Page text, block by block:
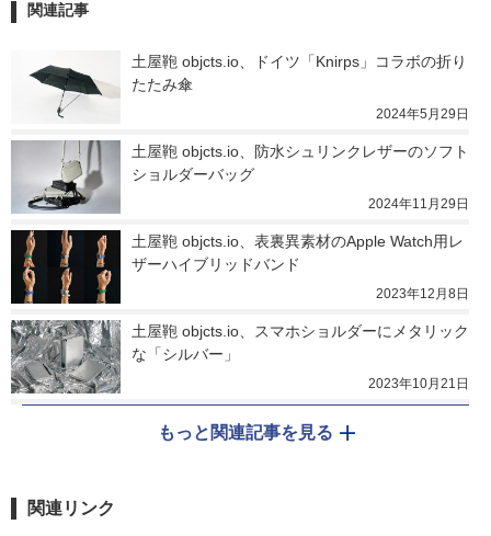
関連記事
土屋鞄 objcts.io、ドイツ「Knirps」コラボの折り
たたみ傘
2024年5月29日
土屋鞄 objcts.io、防水シュリンクレザーのソフト
ショルダーバッグ
2024年11月29日
土屋鞄 objcts.io、表裏異素材のApple Watch用レ
ザーハイブリッドバンド
2023年12月8日
土屋鞄 objcts.io、スマホショルダーにメタリック
な「シルバー」
2023年10月21日
もっと関連記事を見る
関連リンク